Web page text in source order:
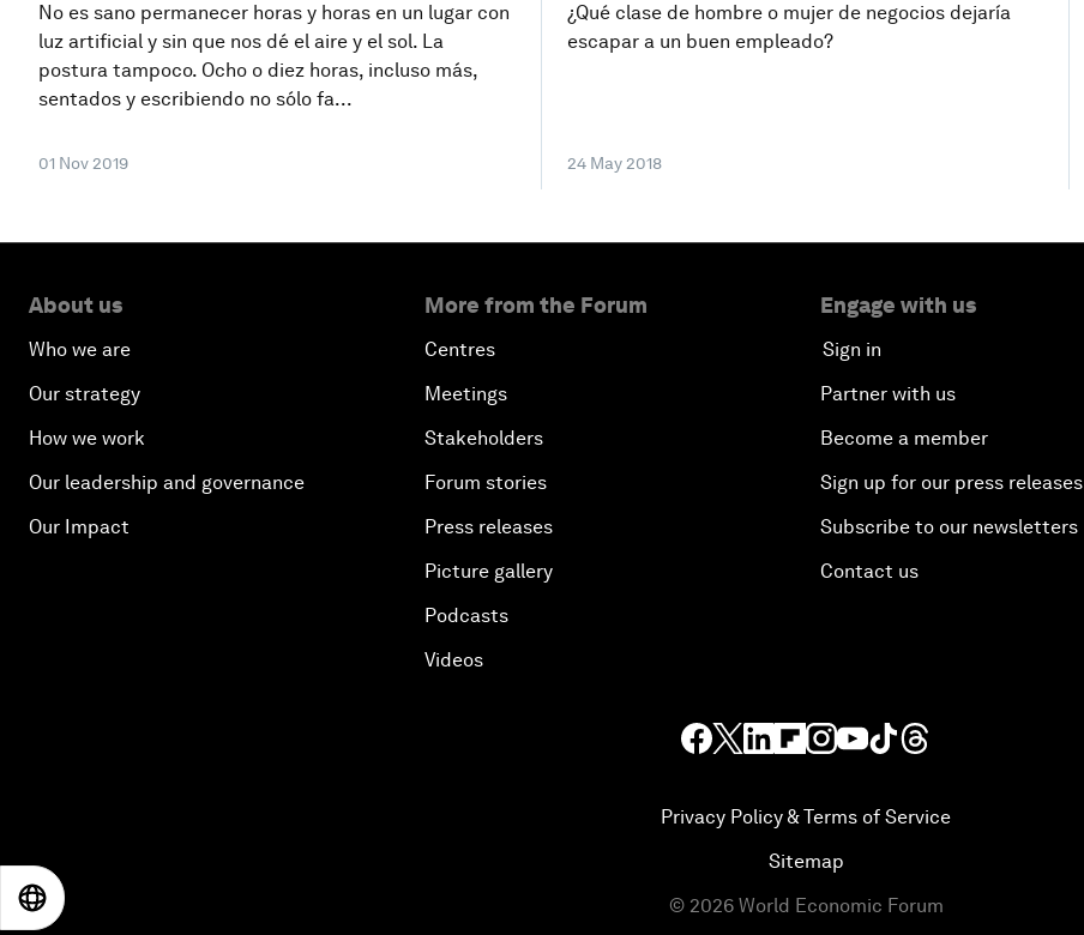
No es sano permanecer horas y horas en un lugar con
luz artificial y sin que nos dé el aire y el sol. La
postura tampoco. Ocho o diez horas, incluso más,
sentados y escribiendo no sólo fa...
01 Nov 2019
¿Qué clase de hombre o mujer de negocios dejaría
escapar a un buen empleado?
24 May 2018
About us
Who we are
Our strategy
How we work
Our leadership and governance
Our Impact
More from the Forum
Centres
Meetings
Stakeholders
Forum stories
Press releases
Picture gallery
Podcasts
Videos
Engage with us
Sign in
Partner with us
Become a member
Sign up for our press releases
Subscribe to our newsletters
Contact us
Privacy Policy & Terms of Service
Sitemap
© 2026 World Economic Forum